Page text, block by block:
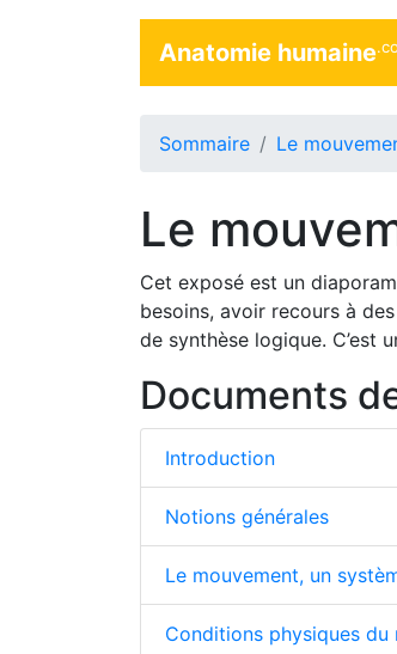
Anatomie humaine
Sommaire Le
Le
Cet exposé est un
besoins, avoir recours à
de synthèse logique. C’est
Documents
Introduction
Notions générales
Le mouvement, un
Conditions physiques du